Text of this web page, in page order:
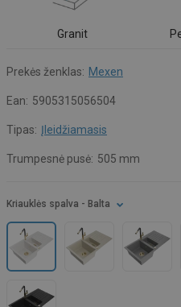
Granit
Prekės ženklas: Mexen
Ean: 5905315056504
Tipas: Įleidžiamasis
Trumpesnė pusė: 505 mm
Kriauklės spalva - Balta